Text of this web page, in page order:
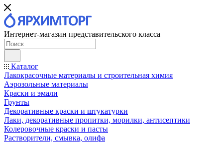
Интернет-магазин представительского класса
Каталог
Лакокрасочные материалы и строительная химия
Аэрозольные материалы
Краски и эмали
Грунты
Декоративные краски и штукатурки
Лаки, декоративные пропитки, морилки, антисептики
Колеровочные краски и пасты
Растворители, смывка, олифа